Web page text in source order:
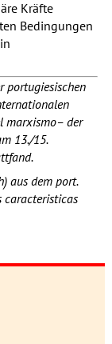
Kräfte
Bedingungen
portugiesischen
marxismo– der
13./15.
aus dem port.
caracteristicas